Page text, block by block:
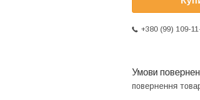
+380 (99) 109-
повернення